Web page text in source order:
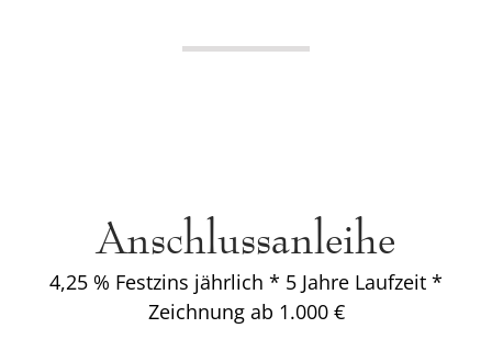
Anschlussanleihe
4,25 % Festzins jährlich * 5 Jahre Laufzeit *
Zeichnung ab 1.000 €